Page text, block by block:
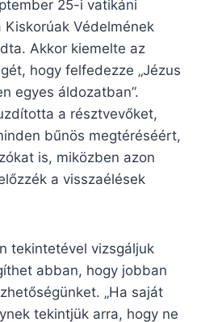
25-i vatikáni
Védelmének
Akkor kiemelte az
hogy felfedezze „Jézus
egyes áldozatban”.
a résztvevőket,
bűnös megtéréséért,
is, miközben azon
a visszaélések
tekintetével vizsgáljuk
abban, hogy jobban
„Ha saját
tekintjük arra, hogy ne